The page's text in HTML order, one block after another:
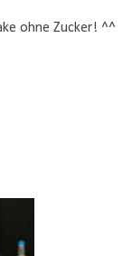
ohne Zucker! ^^